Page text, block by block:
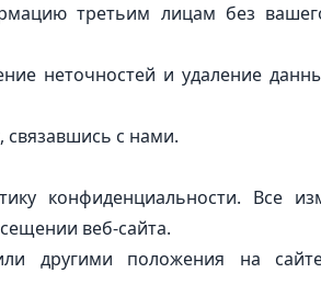
третьим лицам без
неточностей и удаление
связавшись с нами.
конфиденциальности. Все
веб-сайта.
другими положения на